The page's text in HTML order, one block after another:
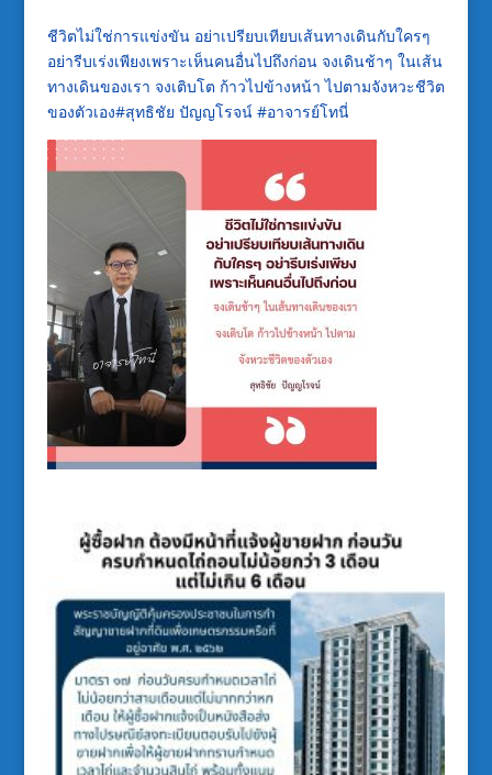
ชีวิตไม่ใช่การแข่งขัน อย่าเปรียบเทียบเส้นทางเดินกับใครๆ
อย่ารีบเร่งเพียงเพราะเห็นคนอื่นไปถึงก่อน จงเดินช้าๆ ในเส้น
ทางเดินของเรา จงเติบโต ก้าวไปข้างหน้า ไปตามจังหวะชีวิต
ของตัวเอง#สุทธิชัย ปัญญโรจน์ #อาจารย์โทนี่